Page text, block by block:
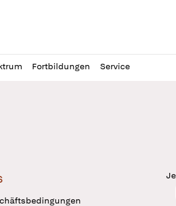
Fortbildungen Service